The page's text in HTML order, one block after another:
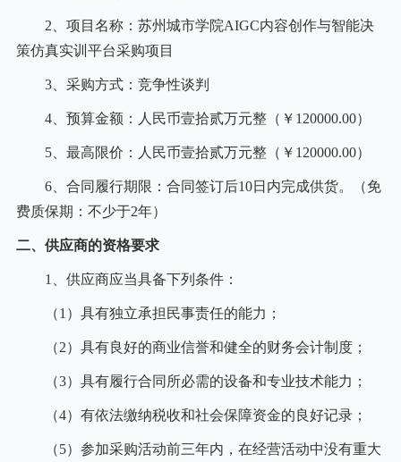
2 、项目名称：苏州城市学院AIGC内容创作与智能决
策仿真实训平台采购项目
3、采购方式：竞争性谈判
4、预算金额：人民币壹拾贰万元整（￥120000.00）
5、最高限价：人民币壹拾贰万元整（￥120000.00）
6、合同履行期限： 合同签订后10日内完成供货。（免
费质保期：不少于2年）
二、供应商的资格要求
1 、供应商应当具备下列条件：
（1）具有独立承担民事责任的能力；
（2）具有良好的商业信誉和健全的财务会计制度；
（3）具有履行合同所必需的设备和专业技术能力；
（4）有依法缴纳税收和社会保障资金的良好记录；
（5）参加采购活动前三年内，在经营活动中没有重大